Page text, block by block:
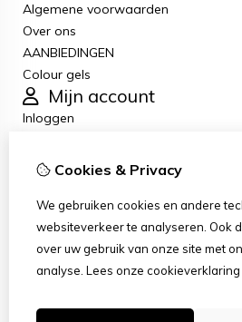
Algemene voorwaarden
Over ons
AANBIEDINGEN
Colour gels
Mijn account
Inloggen
Verlanglijst
Klantenservice
Contact
Retourneren
Sitemap
Cookies & Privacy
We gebruiken cookies en andere
websiteverkeer te analyseren. Ook
over uw gebruik van onze site met
analyse. Lees onze cookieverklaring